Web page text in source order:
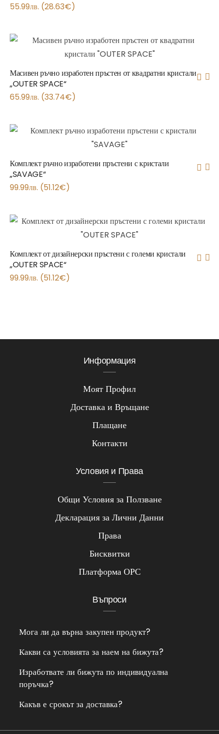
55.99лв. (28.63€)
Масивен ръчно изработен пръстен от квадратни кристали
„OUTER SPACE“
65.99лв. (33.74€)
Комплект ръчно изработени пръстени с кристали
„SAVAGE“
99.99лв. (51.12€)
Комплект от дизайнерски пръстени с големи кристали
„OUTER SPACE“
99.99лв. (51.12€)
Информация
Моят Профил
Доставка и Връщане
Плащане
Контакти
Условия и Права
Общи Условия за Ползване
Декларация за Лични Данни
Права
Бисквитки
Платформа ОРС
Въпроси
Мога ли да върна закупен продукт?
Какви са условията за наем на бижута?
Изработвате ли бижута по индивидуална
поръчка?
Какъв е срокът за доставка?